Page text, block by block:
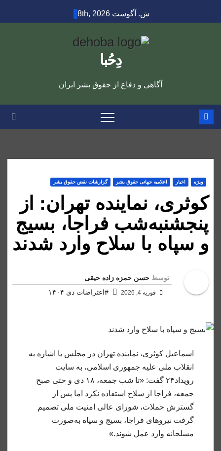
to
ش. آگوست 8th, 2026
دِحُبا
آگاهی و دفاع از حقوق بشر ایران
ویژه اخبار اعلاميه جهانی حقوق بشر گزارشات نقض حقوق بشر
کوثری، نماینده تهران: از
پنجشنبه‌شب فراجا، بسیج
و سپاه با سلاح وارد شدند
توسط حسن حمزه زاده حیقی
فوریه 4, 2026 #اعتراضات دی ۱۴۰۴
اسماعیل کوثری، نماینده تهران در مجلس با اشاره به
انقلاب ملی علیه جمهوری اسلامی، به سایت
رویداد۲۴ گفت: «تا شب جمعه، ۱۸ دی و حتی صبح
جمعه، فراجا از سلاح استفاده نکرد اما پس از
گسترش حملات، شورای عالی امنیت ملی تصمیم
گرفت نیرو‌های فراجا، بسیج و سپاه به‌صورت
مسلحانه وارد عمل شوند.»